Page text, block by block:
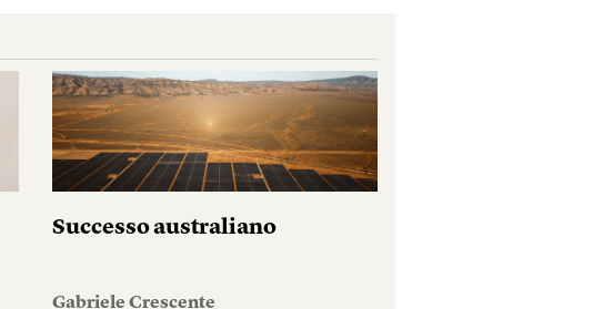
Successo australiano
Gabriele Crescente